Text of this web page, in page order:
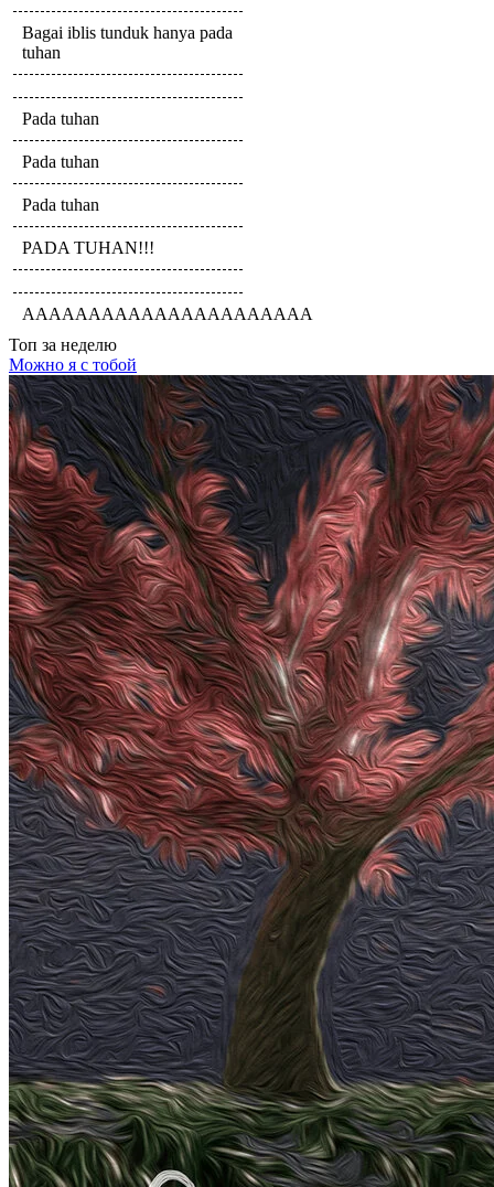
Bagai iblis tunduk hanya pada
tuhan
Pada tuhan
Pada tuhan
Pada tuhan
PADA TUHAN!!!
AAAAAAAAAAAAAAAAAAAAAA
Топ за неделю
Можно я с тобой